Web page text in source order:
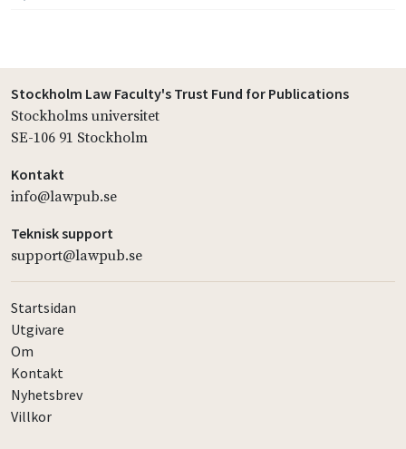
Stockholm Law Faculty's Trust Fund for Publications
Stockholms universitet
SE-106 91 Stockholm
Kontakt
info@lawpub.se
Teknisk support
support@lawpub.se
Startsidan
Utgivare
Om
Kontakt
Nyhetsbrev
Villkor